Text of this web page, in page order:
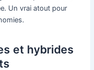
Un vrai atout pour
et hybrides